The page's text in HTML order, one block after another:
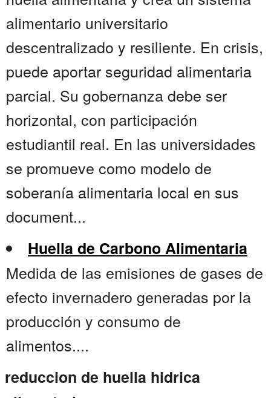
alimentario universitario
descentralizado y resiliente. En crisis,
puede aportar seguridad alimentaria
parcial. Su gobernanza debe ser
horizontal, con participación
estudiantil real. En las universidades
se promueve como modelo de
soberanía alimentaria local en sus
document...
Huella de Carbono Alimentaria
Medida de las emisiones de gases de
efecto invernadero generadas por la
producción y consumo de
alimentos....
reduccion de huella hidrica